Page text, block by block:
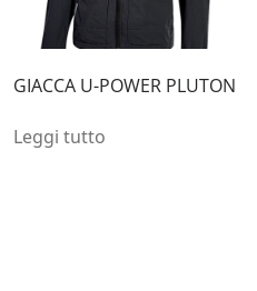
GIACCA U-POWER PLUTON
Leggi tutto